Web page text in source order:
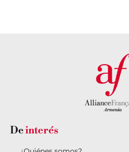
Deinterés